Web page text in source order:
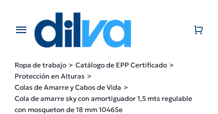
contentToggle
EMPRESA
Ropa de trabajo
Catálogo de EPP Certificado
Protección en Alturas
Colas de Amarre y Cabos de Vida
Cola de amarre sky con amortiguador 1,5 mts regulable
con mosqueton de 18 mm 10465e